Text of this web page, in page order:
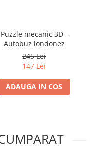
Puzzle mecanic 3D -
Autobuz londonez
245 Lei
147 Lei
ADAUGA IN COS